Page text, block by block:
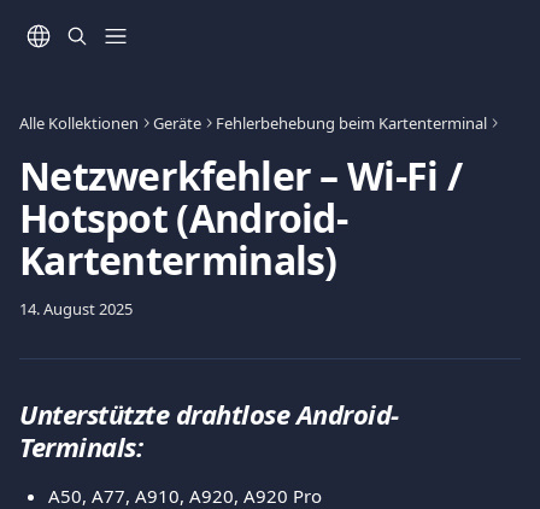
Alle Kollektionen Geräte Fehlerbehebung beim Kartenterminal
Netzwerkfehler – Wi-Fi /
Hotspot (Android-
Kartenterminals)
14. August 2025
Unterstützte drahtlose Android-
Terminals:
A50, A77, A910, A920, A920 Pro